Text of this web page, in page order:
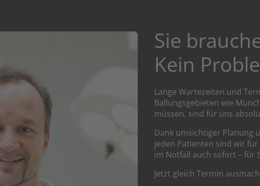
Sie
Kein
Lange Wartezeiten und
Ballungsgebieten wie
müssen, sind für uns
Dank umsichtiger Planung
jeden Patienten sind wir
im Notfall auch sofort – für
Jetzt gleich Termin